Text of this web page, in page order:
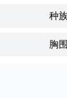
种
胸围